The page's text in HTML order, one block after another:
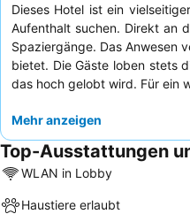
Dieses Hotel ist ein
Aufenthalt suchen. Direkt an
Spaziergänge. Das Anwesen
bietet. Die Gäste loben stets
das hoch gelobt wird. Für ein
Mehr anzeigen
Top-Ausstattungen
WLAN in Lobby
Haustiere erlaubt